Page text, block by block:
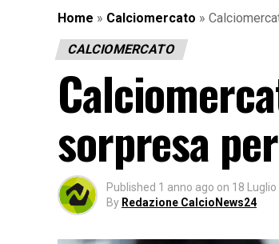
Home » Calciomercato »
CALCIOMERCATO
sorpresa
Published 1 anno ago on 18
By Redazione CalcioNews24